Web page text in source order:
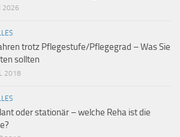
2026
trotz Pflegestufe/Pflegegrad – Was Sie
sollten
2018
oder stationär – welche Reha ist die